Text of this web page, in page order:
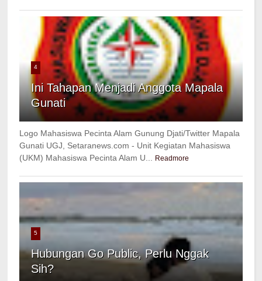
4
Ini Tahapan Menjadi Anggota Mapala
Gunati
Logo Mahasiswa Pecinta Alam Gunung Djati/Twitter Mapala
Gunati UGJ, Setaranews.com - Unit Kegiatan Mahasiswa
(UKM) Mahasiswa Pecinta Alam U...
Readmore
5
Hubungan Go Public, Perlu Nggak
Sih?